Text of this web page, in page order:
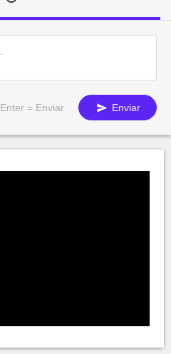
Enter = Enviar Enviar